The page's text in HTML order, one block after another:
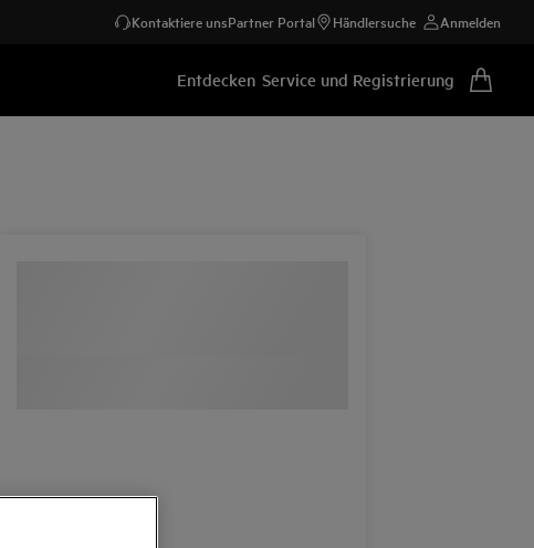
Kontaktiere unsPartner Portal Händlersuche Anmelden
Entdecken Service und Registrierung